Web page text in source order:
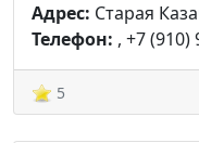
Адрес: Старая
Телефон: , +7 (910)
5